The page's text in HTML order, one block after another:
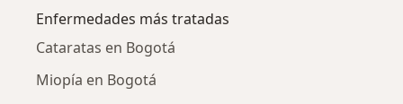
Enfermedades más tratadas
Cataratas en Bogotá
Miopía en Bogotá